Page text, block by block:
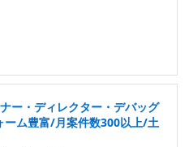
ー・ディレクター・デバッグ
ム豊富/月案件数300以上/土